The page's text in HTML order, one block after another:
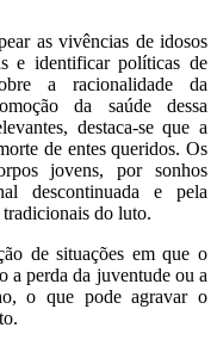
as vivências de idosos
e identificar políticas de
a racionalidade da
da saúde dessa
destaca-se que a
de entes queridos. Os
jovens, por sonhos
descontinuada e pela
do luto.
de situações em que o
a perda da juventude ou a
o que pode agravar o